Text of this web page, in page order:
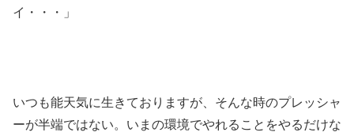
イ・・・」
いつも能天気に生きておりますが、そんな時のプレッシャ
ーが半端ではない。いまの環境でやれることをやるだけな